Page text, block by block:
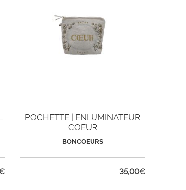
POCHETTE | ENLUMINATEUR
COEUR
BONCOEURS
35,00€